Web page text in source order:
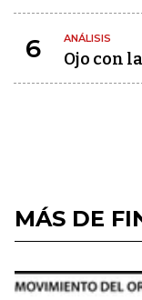
6 ANÁLISIS
Ojo con
MÁS DE